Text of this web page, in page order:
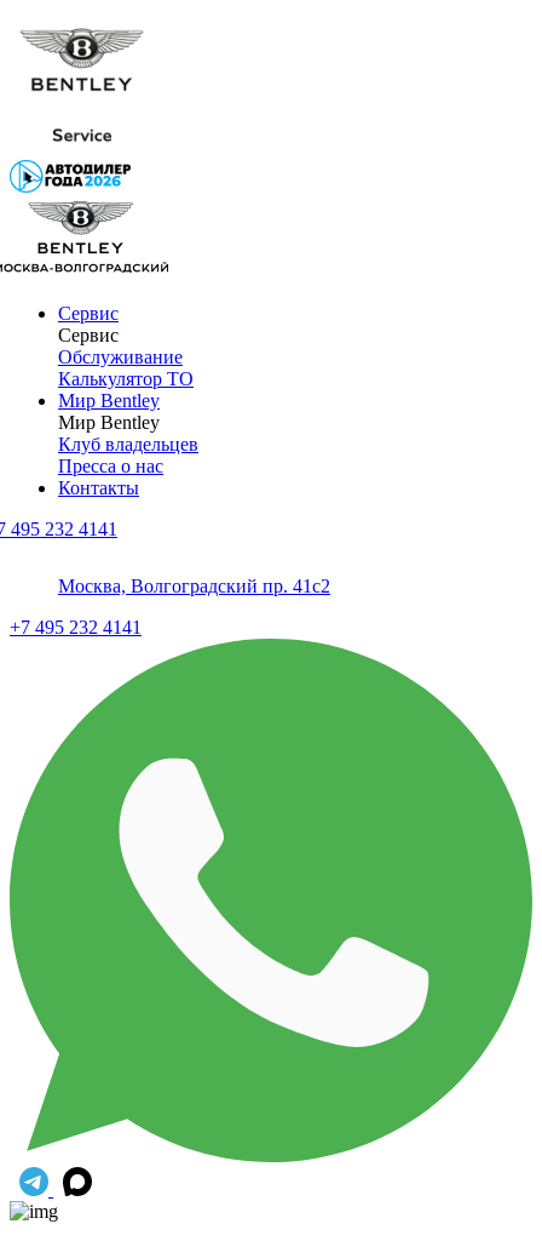
Сервис
Сервис
Обслуживание
Калькулятор ТО
Мир Bentley
Мир Bentley
Клуб владельцев
Пресса о нас
Контакты
495 232 4141
Москва, Волгоградский пр. 41с2
+7 495 232 4141